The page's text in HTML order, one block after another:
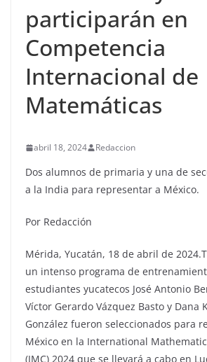
participarán en
Competencia
Internacional de
Matemáticas
abril 18, 2024 Redaccion
Dos alumnos de primaria y una de
a la India para representar a México.
Por Redacción
Mérida, Yucatán, 18 de abril de
un intenso programa de
estudiantes yucatecos José Antonio
Víctor Gerardo Vázquez Basto y Dana
González fueron seleccionados para
México en la International
(IMC) 2024 que se llevará a cabo en